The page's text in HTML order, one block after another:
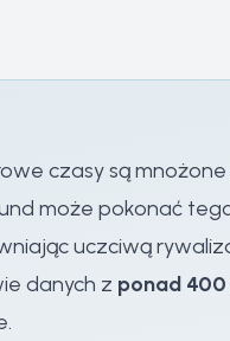
czasy są
może pokonać
uczciwą
danych z ponad